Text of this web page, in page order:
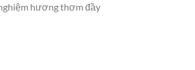
hương thơm đầy